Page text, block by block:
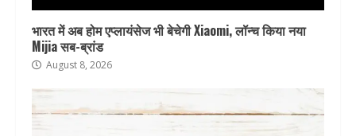
भारत में अब होम एप्लायंसेज भी बेचेगी Xiaomi, लॉन्च किया नया
Mijia सब-ब्रांड
August 8, 2026